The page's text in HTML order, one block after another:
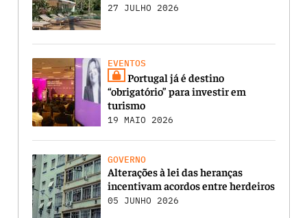
27 JULHO 2026
EVENTOS
Portugal já é destino
“obrigatório” para investir em
turismo
19 MAIO 2026
GOVERNO
Alterações à lei das heranças
incentivam acordos entre herdeiros
05 JUNHO 2026